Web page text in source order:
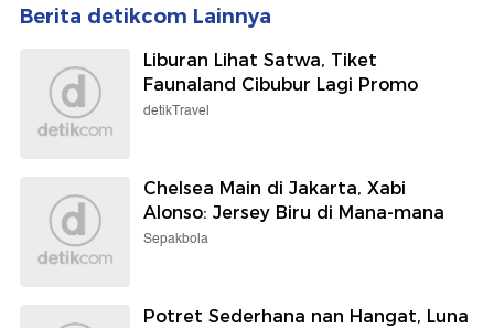
Berita detikcom Lainnya
Liburan Lihat Satwa, Tiket
Faunaland Cibubur Lagi Promo
detikTravel
Chelsea Main di Jakarta, Xabi
Alonso: Jersey Biru di Mana-mana
Sepakbola
Potret Sederhana nan Hangat, Luna